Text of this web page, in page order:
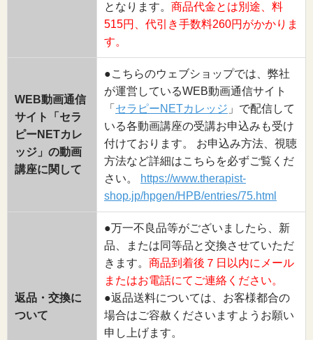
となります。 商品代金とは別途、料
515円、代引き手数料260円がかかりま
す。
WEB動画通信
サイト「セラ
ピーNETカレ
ッジ」の動画
講座に関して
●こちらのウェブショップでは、弊社
が運営しているWEB動画通信サイト
「 セラピーNETカレッジ 」で配信して
いる各動画講座の受講お申込みも受け
付けております。 お申込み方法、視聴
方法など詳細はこちらを必ずご覧くだ
さい。
https://www.therapist-
shop.jp/hpgen/HPB/entries/75.html
返品・交換に
ついて
●万一不良品等がございましたら、新
品、または同等品と交換させていただ
きます。 商品到着後７日以内にメール
またはお電話にてご連絡ください。
●返品送料については、お客様都合の
場合はご容赦くださいますようお願い
申し上げます。